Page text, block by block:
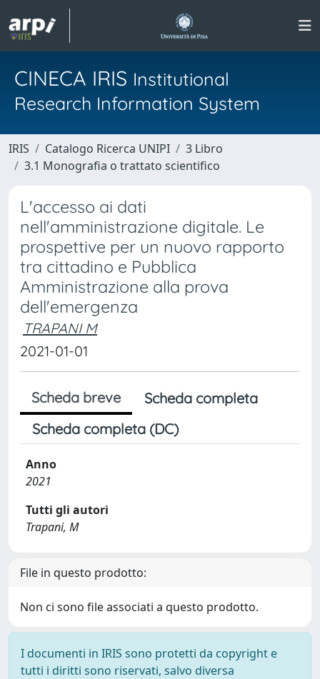
CINECA IRIS Institutional
Research Information System
IRIS Catalogo Ricerca UNIPI
3 Libro
3.1 Monografia o trattato scientifico
L'accesso ai dati
nell'amministrazione digitale. Le
prospettive per un nuovo rapporto
tra cittadino e Pubblica
Amministrazione alla prova
dell'emergenza
TRAPANI M
2021-01-01
Scheda breve
Scheda completa
Scheda completa (DC)
Anno
2021
Tutti gli autori
Trapani, M
File in questo prodotto:
Non ci sono file associati a questo prodotto.
I documenti in IRIS sono protetti da copyright e
tutti i diritti sono riservati, salvo diversa